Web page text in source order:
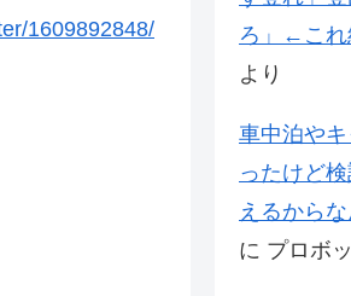
1609892848/
ろ」←これ
より
車中泊や
ったけど
えるから
に プロボ